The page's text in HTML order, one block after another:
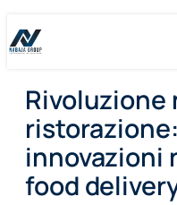
Skip
to
Skip
to
Rivoluzione
innovazioni
food